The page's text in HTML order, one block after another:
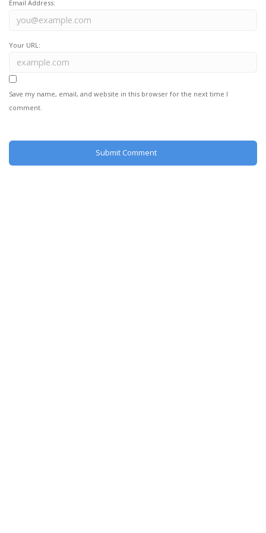
Email Address:
Your URL:
Save my name, email, and website in this browser for the next time I
comment.